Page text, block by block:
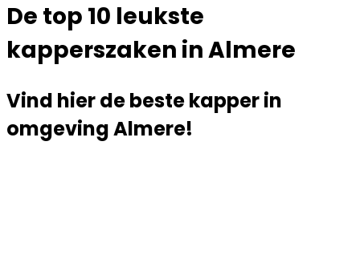
De top 10 leukste
kapperszaken in Almere
Vind hier de beste kapper in
omgeving Almere!